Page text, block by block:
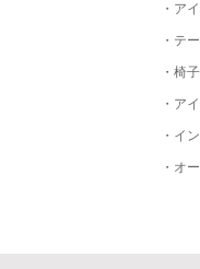
・ア
・テ
・椅
・ア
・イ
・オ